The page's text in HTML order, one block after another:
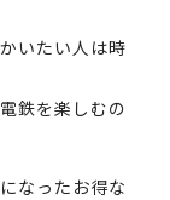
いたい人は時
鉄を楽しむの
なったお得な